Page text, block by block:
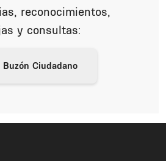
reconocimientos,
y consultas: